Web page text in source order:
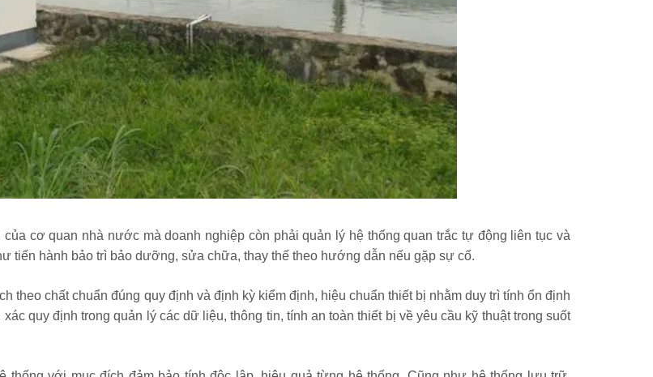
cơ quan nhà nước mà doanh nghiệp còn phải quản lý hệ thống quan trắc tự động liên tục và
tiến hành bảo trì bảo dưỡng, sửa chữa, thay thế theo hướng dẫn nếu gặp sự cố.
theo chất chuẩn đúng quy định và định kỳ kiểm định, hiệu chuẩn thiết bị nhằm duy trì tính ổn định
quy định trong quản lý các dữ liệu, thông tin, tính an toàn thiết bị về yêu cầu kỹ thuật trong suốt